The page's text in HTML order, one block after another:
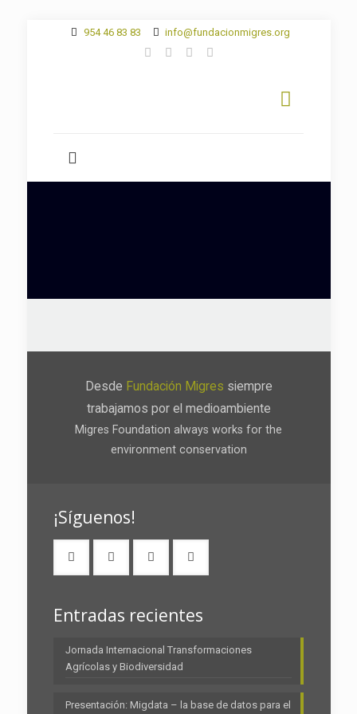
954 46 83 83 info@fundacionmigres.org
Desde Fundación Migres siempre
trabajamos por el medioambiente
Migres Foundation always works for the
environment conservation
¡Síguenos!
Entradas recientes
Jornada Internacional Transformaciones
Agrícolas y Biodiversidad
Presentación: Migdata – la base de datos para el